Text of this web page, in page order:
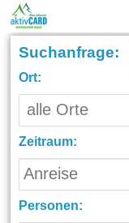
Suchanfrage:
Ort:
Zeitraum:
Personen: